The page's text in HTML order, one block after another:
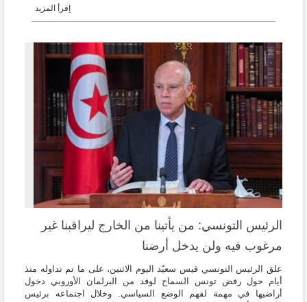
إقرأ المزيد
الرئيس التونسي: من يأتينا من الخارج ليراقبنا غير
مرغوب فيه ولن يدخل أرضنا
علق الرئيس التونسي قيس سعيّد اليوم الاثنين، على ما تم تداوله منذ
أيام حول رفض تونس السماح لوفد من البرلمان الأوروبي دخول
أراضيها في مهمة لفهم الوضع السياسي. وخلال اجتماعه برئيس